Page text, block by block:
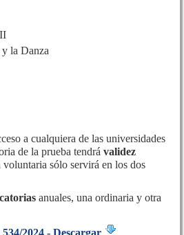
la Danza
a cualquiera de las universidades
de la prueba tendrá validez
voluntaria sólo servirá en los dos
anuales, una ordinaria y otra
2024 - Descargar